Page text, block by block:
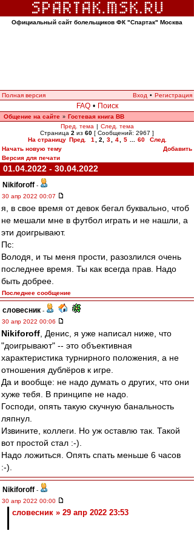
Официальный сайт болельщиков ФК "Спартак" Москва
Полная версия Вход • Регистрация
FAQ • Поиск
Общение на сайте » Гостевая книга ВВ
Пред. тема | След. тема
Страница 2 из 60 [ Сообщений: 2967 ]
На страницу Пред. 1 2 3 4 5 60
След.
Начать новую тему
Добавить
Версия для печати
01.04.2022 - 30.04.2022
Nikiforoff -
30 апр 2022 00:07
я, в свое время от девок бегал буквально, чтоб
не мешали мне в футбол играть и не нашли, а
эти доигрывают.
Пс:
Володя, и ты меня прости, разозлился очень
последнее время. Ты как всегда прав. Надо
быть добрее.
Последнее сообщение
словесник -
30 апр 2022 00:06
Nikiforoff , Денис, я уже написал ниже, что
"доигрывают" -- это объективная
характеристика турнирного положения, а не
отношения дублёров к игре.
Да и вообще: не надо думать о других, что они
хуже тебя. В принципе не надо.
Господи, опять такую скучную банальность
ляпнул.
Извините, коллеги. Но уж оставлю так. Такой
вот простой стал :-).
Надо ложиться. Опять спать меньше 6 часов
:-).
Nikiforoff -
30 апр 2022 00:00
словесник » 29 апр 2022 23:53